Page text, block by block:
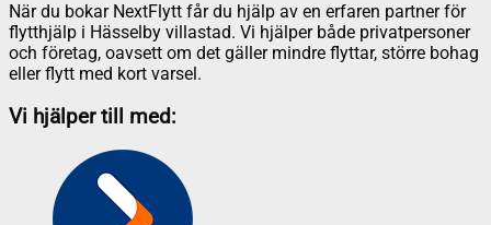
När du bokar NextFlytt får du hjälp av en erfaren partner för
flytthjälp i Hässelby villastad. Vi hjälper både privatpersoner
och företag, oavsett om det gäller mindre flyttar, större bohag
eller flytt med kort varsel.
Vi hjälper till med: